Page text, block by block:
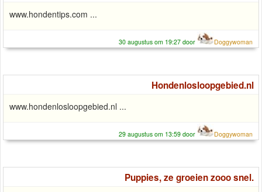
www.hondentips.com ...
30 augustus om 19:27 door Doggywoman
Hondenlosloopgebied.nl
www.hondenlosloopgebied.nl ...
29 augustus om 13:59 door Doggywoman
Puppies, ze groeien zooo snel.